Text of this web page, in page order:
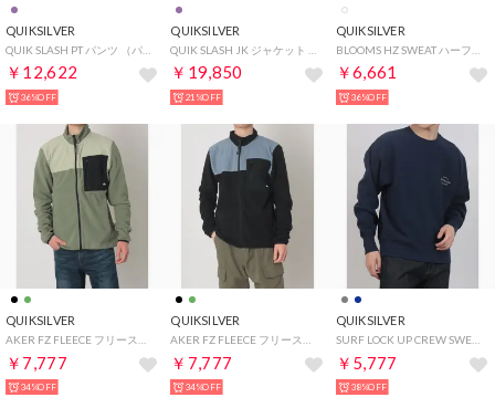
QUIKSILVER
￥12,622
36%OFF
QUIKSILVER
￥19,850
21%OFF
QUIKSILVER
￥6,661
36%OFF
QUIKSILVER
￥7,777
34%OFF
QUIKSILVER
￥7,777
34%OFF
QUIKSILVER
SURF LOCK UP CREW SWEAT スウェット （ネイビー）
￥5,777
38%OFF